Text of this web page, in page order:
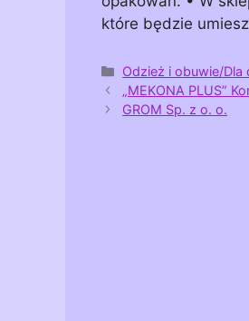
które będzie
Kategorie
Odzież i obuwie/Dla
„MEKONA PLUS”
GROM Sp. z o. o.